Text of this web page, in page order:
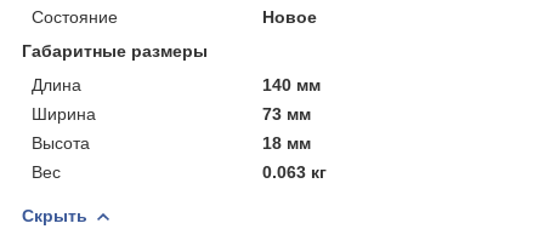
Состояние
Новое
Габаритные размеры
Длина
140 мм
Ширина
73 мм
Высота
18 мм
Вес
0.063 кг
Скрыть